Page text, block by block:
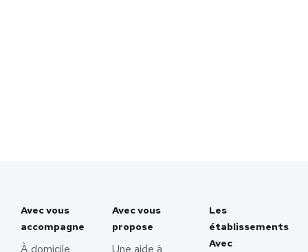
Avec vous
accompagne
À domicile
Avec vous
propose
Une aide à
Les
établissements
Avec